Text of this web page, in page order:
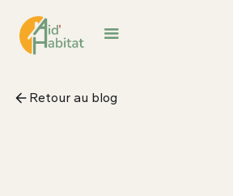
Retour au blog